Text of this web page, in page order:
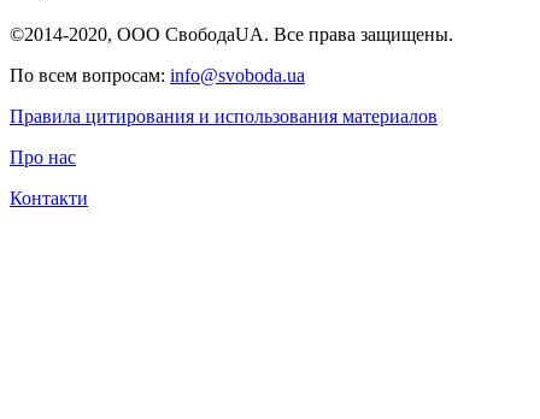
©2014-2020, ООО СвободаUA. Все права защищены.
По всем вопросам: info@svoboda.ua
Правила цитирования и использования материалов
Про нас
Контакти